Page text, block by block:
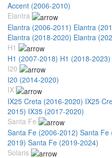
Accent (2006-2010)
Elantra
Elantra (2006-2011) Elantra
Elantra (2018-2020) Elantra
H1
H1 (2007-2018) H1 (2018-2023)
I20
I20 (2014-2020)
IX
IX25 Creta (2016-2020) IX25
2015) IX35 (2017-2020)
Santa Fe
Santa Fe (2006-2012) Santa Fe
2019) Santa Fe (2019-2024)
Solaris